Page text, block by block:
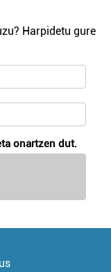
Harpidetu gure
onartzen dut.